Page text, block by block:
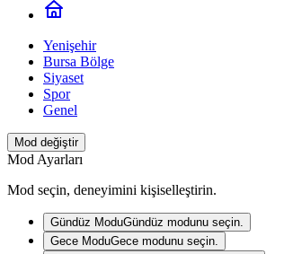
Yenişehir
Bursa Bölge
Siyaset
Spor
Genel
Mod değiştir
Mod Ayarları
Mod seçin, deneyimini kişiselleştirin.
Gündüz ModuGündüz modunu seçin.
Gece ModuGece modunu seçin.